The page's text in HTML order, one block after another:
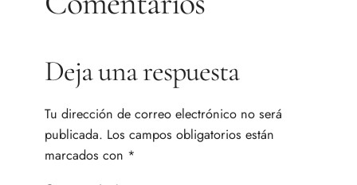
Deja una respuesta
Tu dirección de correo electrónico no será
publicada. Los campos obligatorios están
marcados con *